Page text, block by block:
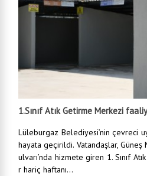
1.Sınıf Atık Getirme Merkezi
Lüleburgaz Belediyesi’nin çevreci
hayata geçirildi. Vatandaşlar, Güneş
ulvarı’nda hizmete giren 1. Sınıf
r hariç haftanı...